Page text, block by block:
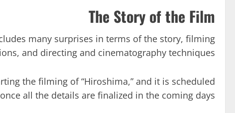
The Story of the Film
many surprises in terms of the story, filming
and directing and cinematography techniques.
the filming of “Hiroshima,” and it is scheduled
all the details are finalized in the coming days.